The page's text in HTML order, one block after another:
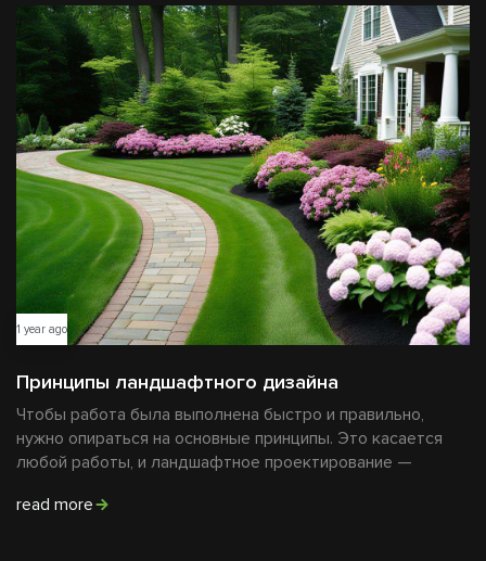
1 year ago
Принципы ландшафтного дизайна
Чтобы работа была выполнена быстро и правильно,
нужно опираться на основные принципы. Это касается
любой работы, и ландшафтное проектирование —
read more